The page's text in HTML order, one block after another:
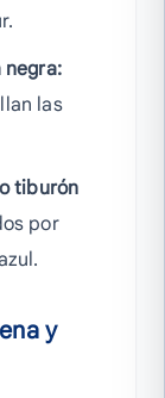
las
tiburón
por
y